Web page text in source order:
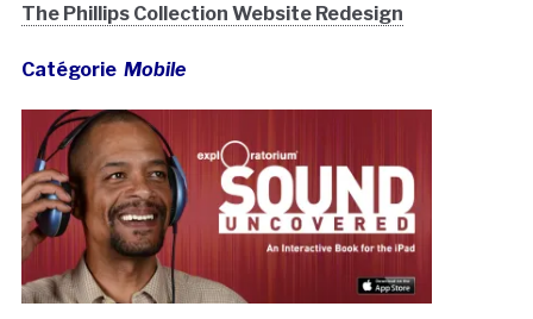
The Phillips Collection Website Redesign
Catégorie Mobile